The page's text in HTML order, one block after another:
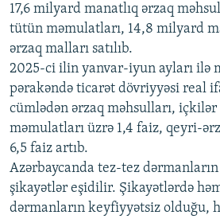
17,6 milyard manatlıq ərzaq
tütün məmulatları, 14,8 milyard
ərzaq malları satılıb.
2025-ci ilin yanvar-iyun ayları ilə
pərakəndə ticarət dövriyyəsi real
cümlədən ərzaq məhsulları,
məmulatları üzrə 1,4 faiz, qeyri-
6,5 faiz artıb.
Azərbaycanda tez-tez
şikayətlər eşidilir. Şikayətlərdə
dərmanların keyfiyyətsiz olduğu,